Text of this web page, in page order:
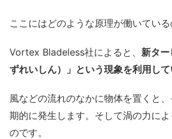
ここにはどのような原理が働いてい
Vortex Bladeless社によると、 新タ
ずれいしん）」という現象を利用して
風などの流れのなかに物体を置くと
期的に発生します。そして渦の力に
のです。